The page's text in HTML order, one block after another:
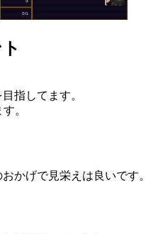
指してます。
。
かげで見栄えは良いです。